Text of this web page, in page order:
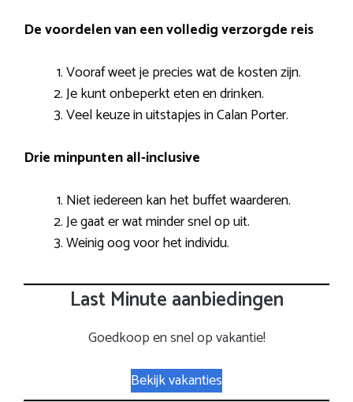
De voordelen van een volledig verzorgde reis
Vooraf weet je precies wat de kosten zijn.
Je kunt onbeperkt eten en drinken.
Veel keuze in uitstapjes in Calan Porter.
Drie minpunten all-inclusive
Niet iedereen kan het buffet waarderen.
Je gaat er wat minder snel op uit.
Weinig oog voor het individu.
Last Minute aanbiedingen
Goedkoop en snel op vakantie!
Bekijk vakanties